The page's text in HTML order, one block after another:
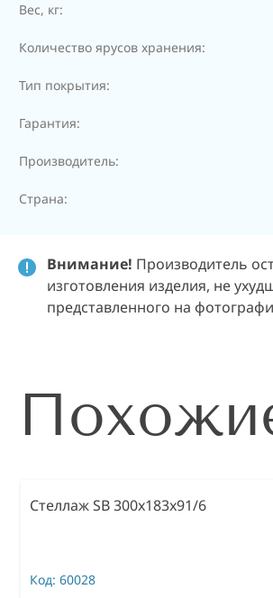
Вес, кг:
Количество ярусов хранения:
Тип покрытия:
Гарантия:
Производитель:
Страна:
Внимание! Производитель
изготовления изделия, не
представленного на
Стеллаж SB 300x183x91/6
Код: 60028